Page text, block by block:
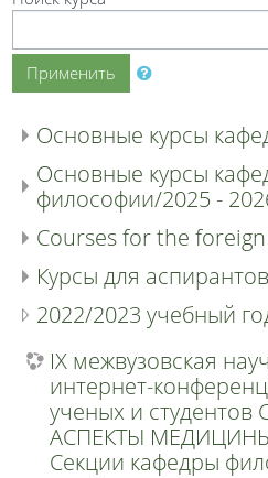
Применить
Основные курсы
Основные курсы
философии/2025 -
Сourses for the
Курсы для аспирантов
2022/2023 учебный
IX межвузовская
интернет-
ученых и
АСПЕКТЫ
Секции кафедры